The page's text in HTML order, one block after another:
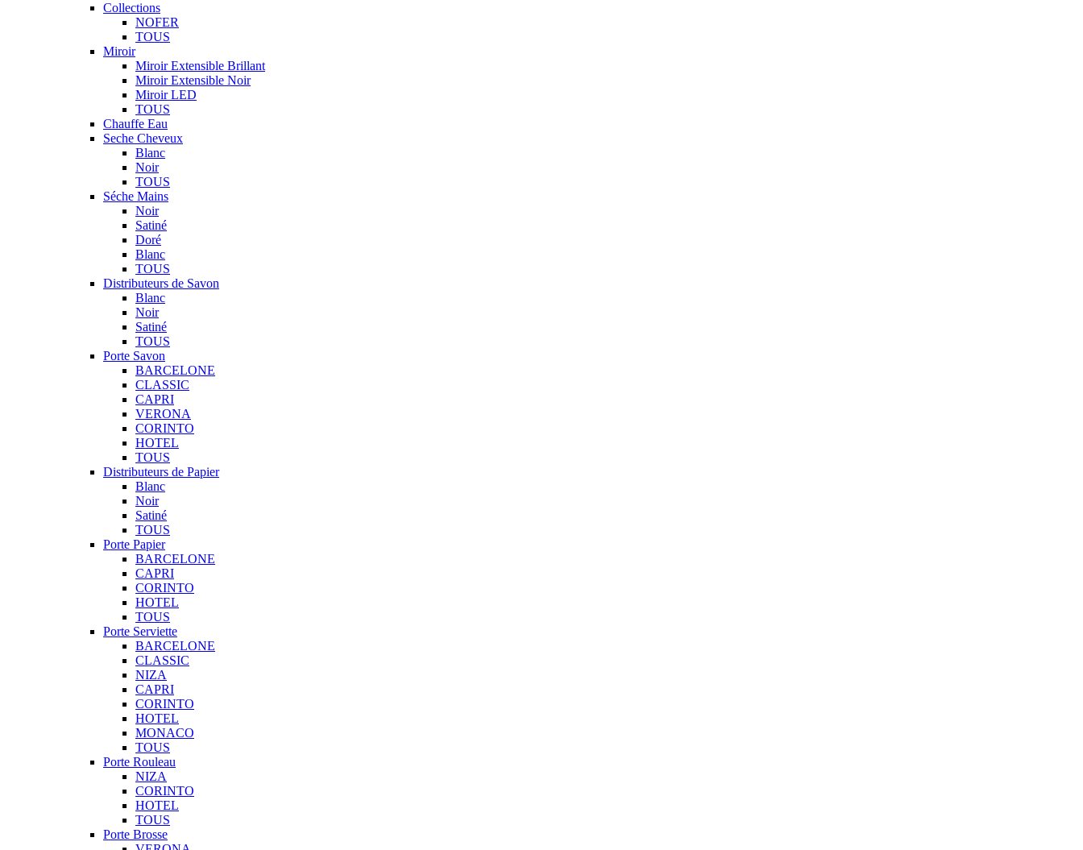
Collections
NOFER
TOUS
Miroir
Miroir Extensible Brillant
Miroir Extensible Noir
Miroir LED
TOUS
Chauffe Eau
Seche Cheveux
Blanc
Noir
TOUS
Séche Mains
Noir
Satiné
Doré
Blanc
TOUS
Distributeurs de Savon
Blanc
Noir
Satiné
TOUS
Porte Savon
BARCELONE
CLASSIC
CAPRI
VERONA
CORINTO
HOTEL
TOUS
Distributeurs de Papier
Blanc
Noir
Satiné
TOUS
Porte Papier
BARCELONE
CAPRI
CORINTO
HOTEL
TOUS
Porte Serviette
BARCELONE
CLASSIC
NIZA
CAPRI
CORINTO
HOTEL
MONACO
TOUS
Porte Rouleau
NIZA
CORINTO
HOTEL
TOUS
Porte Brosse